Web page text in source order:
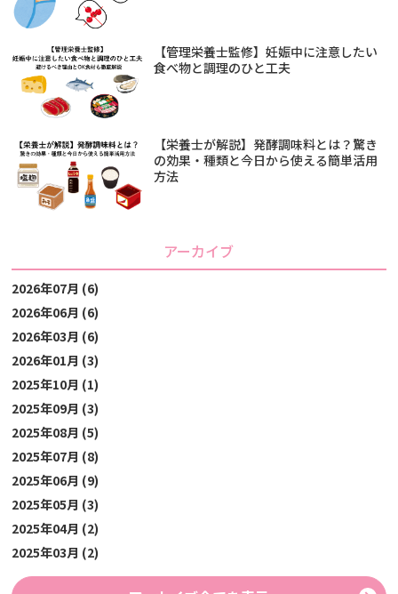
【管理栄養士監修】妊娠中に注意したい
食べ物と調理のひと工夫
【栄養士が解説】発酵調味料とは？驚き
の効果・種類と今日から使える簡単活用
方法
アーカイブ
2026年07月 (6)
2026年06月 (6)
2026年03月 (6)
2026年01月 (3)
2025年10月 (1)
2025年09月 (3)
2025年08月 (5)
2025年07月 (8)
2025年06月 (9)
2025年05月 (3)
2025年04月 (2)
2025年03月 (2)